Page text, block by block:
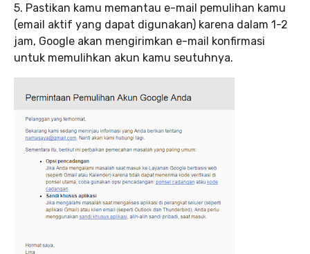
5. Pastikan kamu memantau e-mail pemulihan kamu
(email aktif yang dapat digunakan) karena dalam 1-2
jam, Google akan mengirimkan e-mail konfirmasi
untuk memulihkan akun kamu seutuhnya.